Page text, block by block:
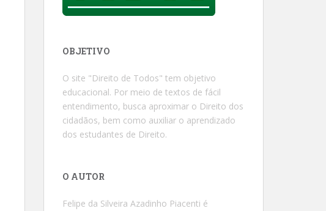
OBJETIVO
O site "Direito de Todos" tem objetivo
educacional. Por meio de textos de fácil
entendimento, busca aproximar o Direito dos
cidadãos, bem como auxiliar o aprendizado
dos estudantes de Direito.
O AUTOR
Felipe da Silveira Azadinho Piacenti é